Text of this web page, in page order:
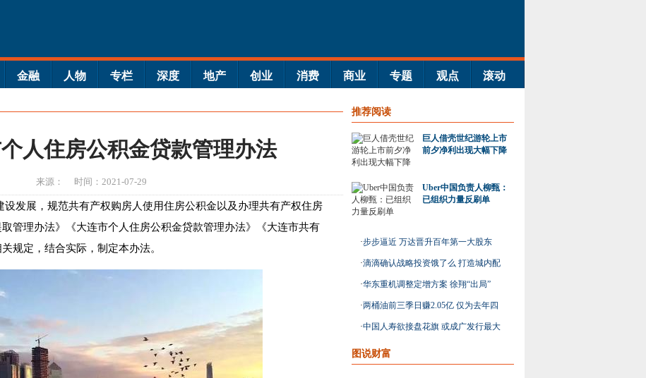
金融 人物 专栏 深度 地产 创业 消费 商业 专题 观点 滚动
人住房公积金贷款管理办法
来源： 时间：2021-07-29
发展，规范共有产权购房人使用住房公积金以及办理共有产权住房
管理办法》《大连市个人住房公积金贷款管理办法》《大连市共有
规定，结合实际，制定本办法。
推荐阅读
巨人借壳世纪游轮上市
前夕净利出现大幅下降
Uber中国负责人柳甄：
已组织力量反刷单
·步步逼近 万达晋升百年第一大股东
·滴滴确认战略投资饿了么 打造城内配
送系统
·华东重机调整定增方案 徐翔“出局”
·两桶油前三季日赚2.05亿 仅为去年四
成
·中国人寿欲接盘花旗 或成广发行最大
股东
图说财富